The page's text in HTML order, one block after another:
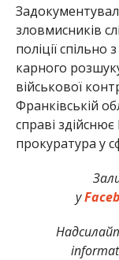
зловмисників
поліції
карного
військової
Франківській
справі
прокуратура у
у